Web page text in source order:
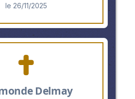
le 26/11/2025
Delmay